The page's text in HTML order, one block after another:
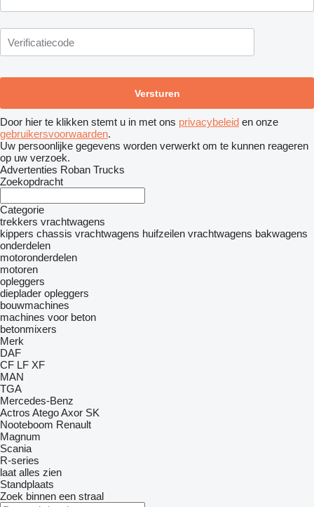
Door hier te klikken stemt u in met ons privacybeleid en onze
gebruikersvoorwaarden.
Uw persoonlijke gegevens worden verwerkt om te kunnen reageren
op uw verzoek.
Advertenties Roban Trucks
Zoekopdracht
Categorie
trekkers vrachtwagens
kippers chassis vrachtwagens huifzeilen vrachtwagens bakwagens
onderdelen
motoronderdelen
motoren
opleggers
dieplader opleggers
bouwmachines
machines voor beton
betonmixers
Merk
DAF
CF LF XF
MAN
TGA
Mercedes-Benz
Actros AtegoAxor SK
Nooteboom Renault
Magnum
Scania
R-series
laat alles zien
Standplaats
Zoek binnen een straal